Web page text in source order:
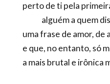
perto de ti pela
alguém a quem
uma frase de amor, de
e que, no entanto, só
a mais brutal e irônica